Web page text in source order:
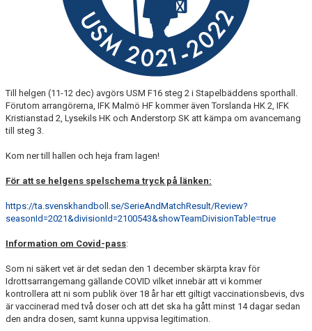
IDROTTSSKADA
PARTNERS & SPONSRING
TRÄNINGSKLÄDER
OM OSS
KÖPA TRÄNINGSKORT NORDIC WELLNESS
Till helgen (11-12 dec) avgörs USM F16 steg 2 i Stapelbäddens sporthall.
Förutom arrangörerna, IFK Malmö HF kommer även Torslanda HK 2, IFK
Kristianstad 2, Lysekils HK och Anderstorp SK att kämpa om avancemang
till steg 3.
Kom ner till hallen och heja fram lagen!
För att se helgens spelschema tryck på länken:
https://ta.svenskhandboll.se/SerieAndMatchResult/Review?
seasonId=2021&divisionId=2100543&showTeamDivisionTable=true
Information om Covid-pass:
Som ni säkert vet är det sedan den 1 december skärpta krav för
Idrottsarrangemang gällande COVID vilket innebär att vi kommer
kontrollera att ni som publik över 18 år har ett giltigt vaccinationsbevis, dvs
är vaccinerad med två doser och att det ska ha gått minst 14 dagar sedan
den andra dosen, samt kunna uppvisa legitimation.